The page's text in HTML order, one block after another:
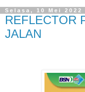
Selasa, 10 Mei 2022
REFLECTOR
JALAN